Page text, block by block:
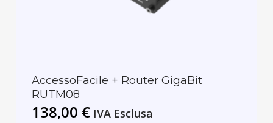
AccessoFacile + Router GigaBit
RUTM08
138,00 € IVA Esclusa